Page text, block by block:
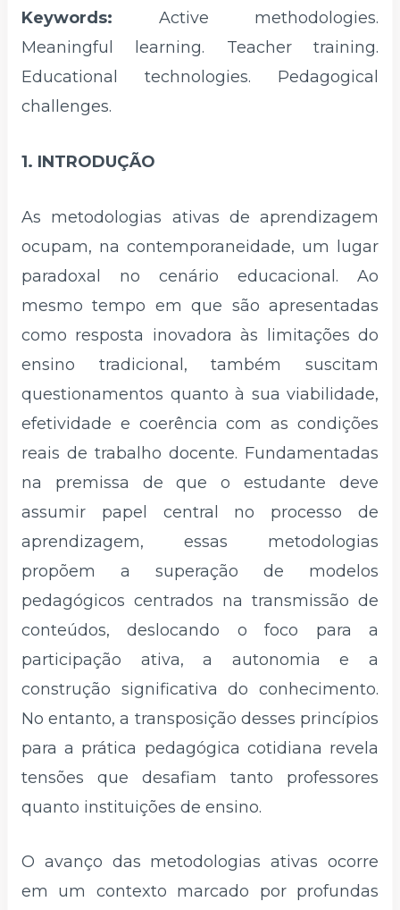
Keywords: Active methodologies.
Meaningful learning. Teacher training.
Educational technologies. Pedagogical
challenges.
1. INTRODUÇÃO
As metodologias ativas de aprendizagem
ocupam, na contemporaneidade, um lugar
paradoxal no cenário educacional. Ao
mesmo tempo em que são apresentadas
como resposta inovadora às limitações do
ensino tradicional, também suscitam
questionamentos quanto à sua viabilidade,
efetividade e coerência com as condições
reais de trabalho docente. Fundamentadas
na premissa de que o estudante deve
assumir papel central no processo de
aprendizagem, essas metodologias
propõem a superação de modelos
pedagógicos centrados na transmissão de
conteúdos, deslocando o foco para a
participação ativa, a autonomia e a
construção significativa do conhecimento.
No entanto, a transposição desses princípios
para a prática pedagógica cotidiana revela
tensões que desafiam tanto professores
quanto instituições de ensino.
O avanço das metodologias ativas ocorre
em um contexto marcado por profundas